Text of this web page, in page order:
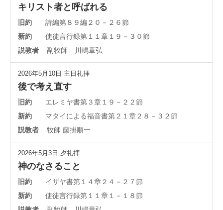
キリスト者と呼ばれる
旧約
詩編第８９編２０－２６節
新約
使徒言行録第１１章１９－３０節
説教者
副牧師 川嶋章弘
2026年5月10日 主日礼拝
後で考え直す
旧約
エレミヤ書第３章１９－２２節
新約
マタイによる福音書第２１章２８－３２節
説教者
牧師 藤掛順一
2026年5月3日 夕礼拝
神のなさること
旧約
イザヤ書第１４章２４－２７節
新約
使徒言行録第１１章１－１８節